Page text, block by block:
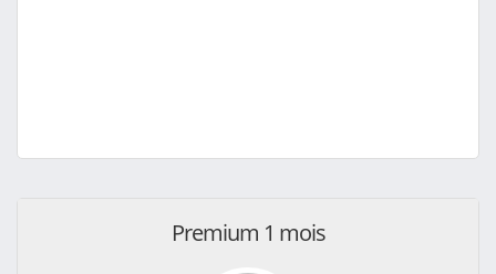
Premium 1 mois